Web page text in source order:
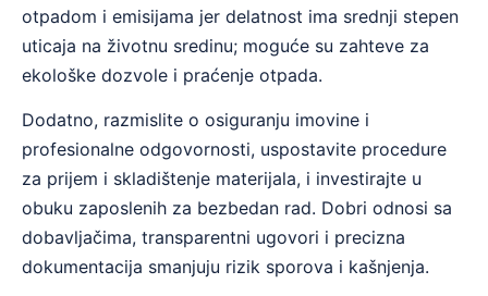
otpadom i emisijama jer delatnost ima srednji stepen
uticaja na životnu sredinu; moguće su zahteve za
ekološke dozvole i praćenje otpada.
Dodatno, razmislite o osiguranju imovine i
profesionalne odgovornosti, uspostavite procedure
za prijem i skladištenje materijala, i investirajte u
obuku zaposlenih za bezbedan rad. Dobri odnosi sa
dobavljačima, transparentni ugovori i precizna
dokumentacija smanjuju rizik sporova i kašnjenja.